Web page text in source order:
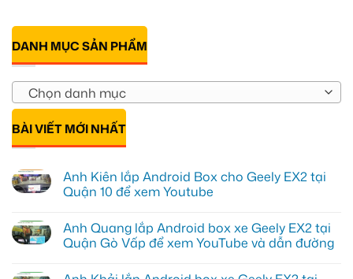
DANH MỤC SẢN PHẨM
Chọn danh mục
BÀI VIẾT MỚI NHẤT
Anh Kiên lắp Android Box cho Geely EX2 tại
Quận 10 để xem Youtube
bình
luận
ở
Anh Quang lắp Android box xe Geely EX2 tại
Quận Gò Vấp để xem YouTube và dẫn đường